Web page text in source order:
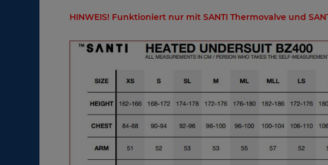
HINWEIS! Funktioniert nur mit SANTI Thermovalve und